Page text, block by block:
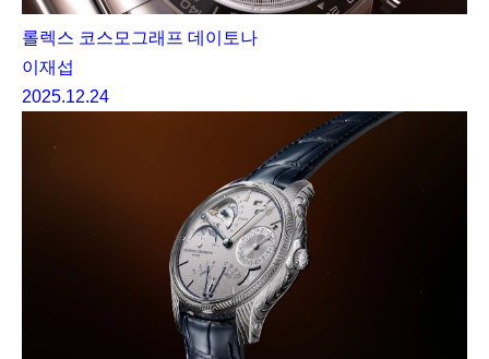
롤렉스 코스모그래프 데이토나
이재섭
2025.12.24